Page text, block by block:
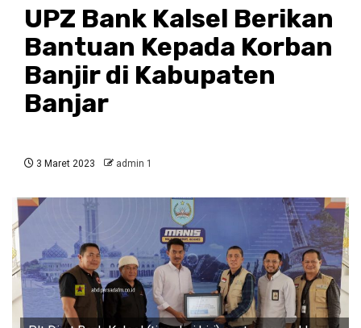
UPZ Bank Kalsel Berikan
Bantuan Kepada Korban
Banjir di Kabupaten
Banjar
3 Maret 2023 admin 1